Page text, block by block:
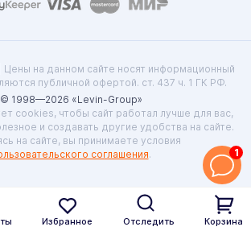
на данном сайте носят информационный
публичной офертой. ст. 437 ч. 1 ГК РФ.
© 1998—2026 «Levin-Group»
cookies, чтобы сайт работал лучше для вас,
и создавать другие удобства на сайте.
на сайте, вы принимаете условия
соглашения. 1
Избранное Отследить Корзина